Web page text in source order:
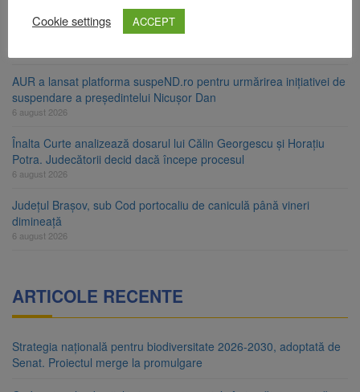
Urmele atelajului i-au condus pe polițiști la cioate. Bărbat prins în
AUR a lansat platforma suspeND.ro pentru urmărirea inițiativei de
suspendare a președintelui Nicușor Dan
6 august 2026
Înalta Curte analizează dosarul lui Călin Georgescu și Horațiu
Potra. Judecătorii decid dacă începe procesul
6 august 2026
Județul Brașov, sub Cod portocaliu de caniculă până vineri
dimineață
6 august 2026
ARTICOLE RECENTE
Strategia națională pentru biodiversitate 2026-2030, adoptată de
Senat. Proiectul merge la promulgare
Cookie settings
ACCEPT